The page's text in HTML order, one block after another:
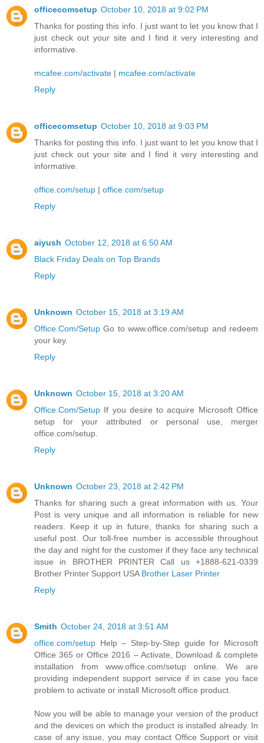
officecomsetup October 10, 2018 at 9:02 PM
Thanks for posting this info. I just want to let you know that I
just check out your site and I find it very interesting and
informative.
mcafee.com/activate | mcafee.com/activate
Reply
officecomsetup October 10, 2018 at 9:03 PM
Thanks for posting this info. I just want to let you know that I
just check out your site and I find it very interesting and
informative.
office.com/setup | office.com/setup
Reply
aiyush October 12, 2018 at 6:50 AM
Black Friday Deals on Top Brands
Reply
Unknown October 15, 2018 at 3:19 AM
Office.Com/Setup Go to www.office.com/setup and redeem
your key.
Reply
Unknown October 15, 2018 at 3:20 AM
Office.Com/Setup If you desire to acquire Microsoft Office
setup for your attributed or personal use, merger
office.com/setup.
Reply
Unknown October 23, 2018 at 2:42 PM
Thanks for sharing such a great information with us. Your
Post is very unique and all information is reliable for new
readers. Keep it up in future, thanks for sharing such a
useful post. Our toll-free number is accessible throughout
the day and night for the customer if they face any technical
issue in BROTHER PRINTER Call us +1888-621-0339
Brother Printer Support USA Brother Laser Printer
Reply
Smith October 24, 2018 at 3:51 AM
office.com/setup Help – Step-by-Step guide for Microsoft
Office 365 or Office 2016 – Activate, Download & complete
installation from www.office.com/setup online. We are
providing independent support service if in case you face
problem to activate or install Microsoft office product.
Now you will be able to manage your version of the product
and the devices on which the product is installed already. In
case of any issue, you may contact Office Support or visit